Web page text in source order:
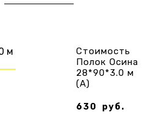
Стоимость
Полок Осина
28*90*3.0 м
(А)
630 руб.